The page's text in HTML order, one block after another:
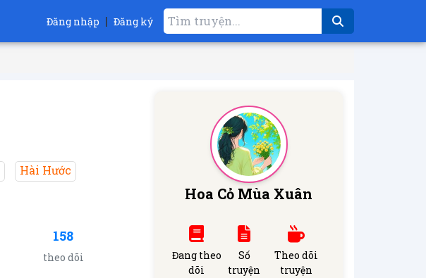
Đăng nhập | Đăng ký
Hài Hước
158
theo dõi
Hoa Cỏ Mùa Xuân
Đang theo
dõi
Số
truyện
Theo dõi
truyện